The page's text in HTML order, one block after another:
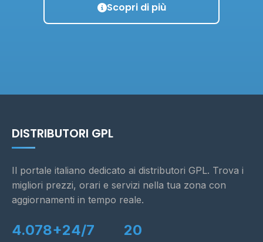
Scopri di più
DISTRIBUTORI GPL
Il portale italiano dedicato ai distributori GPL. Trova i
migliori prezzi, orari e servizi nella tua zona con
aggiornamenti in tempo reale.
4.078+24/7 20